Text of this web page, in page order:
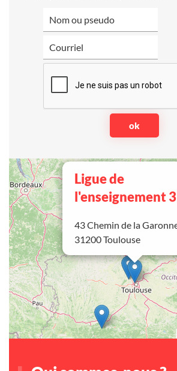
Ligue de
l'enseignement
43 Chemin de la
31200 Toulouse